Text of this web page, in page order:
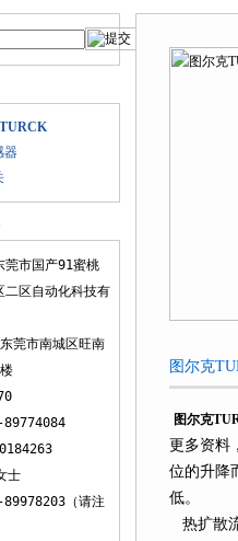
器
莞市国产91蜜桃
二区自动化科技有
莞市南城区旺南
89774084
士
（请注
图尔克
图尔克
更多资料
位的升降
低。
热扩散